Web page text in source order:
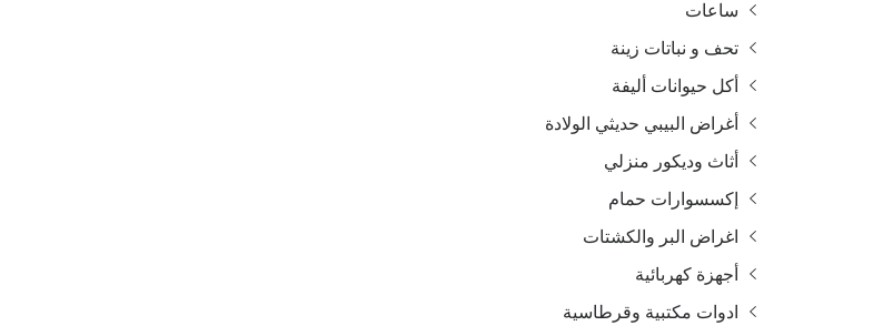
ساعات
تحف و نباتات زينة
أكل حيوانات أليفة
أغراض البيبي حديثي الولادة
أثاث وديكور منزلي
إكسسوارات حمام
اغراض البر والكشتات
أجهزة كهربائية
ادوات مكتبية وقرطاسية